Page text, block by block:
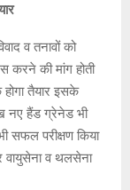
व तनावों को
करने की मांग होती
तैयार इसके
नए हैंड ग्रेनेड भी
सफल परीक्षण किया
वायुसेना व थलसेना